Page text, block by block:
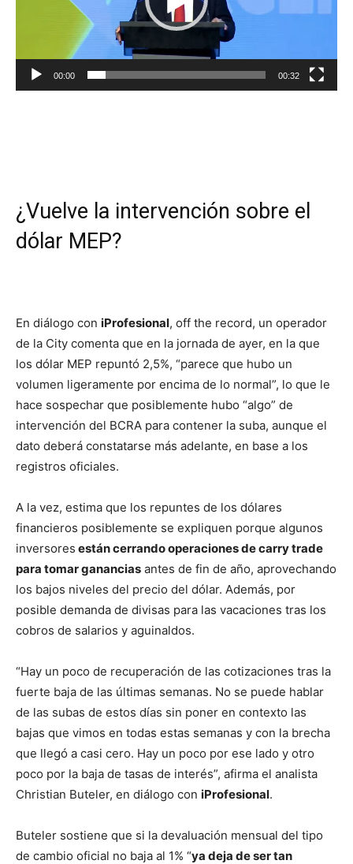
00:00 00:32
¿Vuelve la intervención sobre el
dólar MEP?
En diálogo con iProfesional, off the record, un operador
de la City comenta que en la jornada de ayer, en la que
los dólar MEP repuntó 2,5%, “parece que hubo un
volumen ligeramente por encima de lo normal”, lo que le
hace sospechar que posiblemente hubo “algo” de
intervención del BCRA para contener la suba, aunque el
dato deberá constatarse más adelante, en base a los
registros oficiales.
A la vez, estima que los repuntes de los dólares
financieros posiblemente se expliquen porque algunos
inversores están cerrando operaciones de carry trade
para tomar ganancias antes de fin de año, aprovechando
los bajos niveles del precio del dólar. Además, por
posible demanda de divisas para las vacaciones tras los
cobros de salarios y aguinaldos.
“Hay un poco de recuperación de las cotizaciones tras la
fuerte baja de las últimas semanas. No se puede hablar
de las subas de estos días sin poner en contexto las
bajas que vimos en todas estas semanas y con la brecha
que llegó a casi cero. Hay un poco por ese lado y otro
poco por la baja de tasas de interés”, afirma el analista
Christian Buteler, en diálogo con iProfesional.
Buteler sostiene que si la devaluación mensual del tipo
de cambio oficial no baja al 1% “ya deja de ser tan